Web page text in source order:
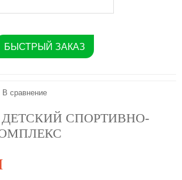
БЫСТРЫЙ ЗАКАЗ
В сравнение
СПОРТИВНО-